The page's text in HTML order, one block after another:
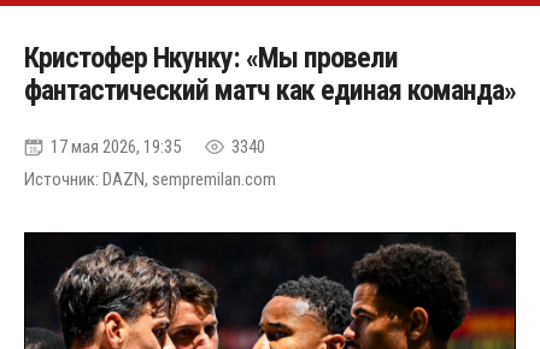
Кристофер Нкунку: «Мы провели
фантастический матч как единая команда»
17 мая 2026, 19:35
3340
Источник: DAZN, sempremilan.com